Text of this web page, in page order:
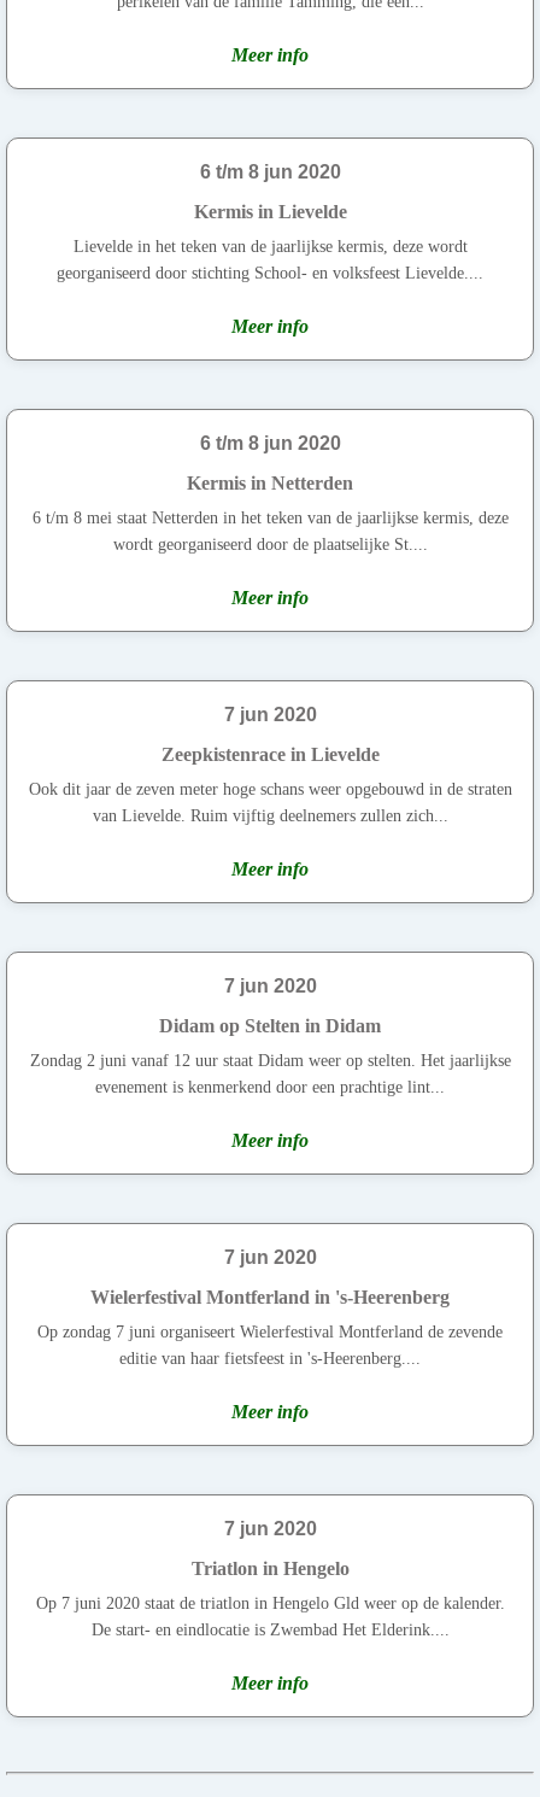
Meer info
6 t/m 8 jun 2020
Kermis in Lievelde
Lievelde in het teken van de jaarlijkse kermis, deze wordt
georganiseerd door stichting School- en volksfeest Lievelde....
Meer info
6 t/m 8 jun 2020
Kermis in Netterden
6 t/m 8 mei staat Netterden in het teken van de jaarlijkse kermis, deze
wordt georganiseerd door de plaatselijke St....
Meer info
7 jun 2020
Zeepkistenrace in Lievelde
Ook dit jaar de zeven meter hoge schans weer opgebouwd in de straten
van Lievelde. Ruim vijftig deelnemers zullen zich...
Meer info
7 jun 2020
Didam op Stelten in Didam
Zondag 2 juni vanaf 12 uur staat Didam weer op stelten. Het jaarlijkse
evenement is kenmerkend door een prachtige lint...
Meer info
7 jun 2020
Wielerfestival Montferland in 's-Heerenberg
Op zondag 7 juni organiseert Wielerfestival Montferland de zevende
editie van haar fietsfeest in 's-Heerenberg....
Meer info
7 jun 2020
Triatlon in Hengelo
Op 7 juni 2020 staat de triatlon in Hengelo Gld weer op de kalender.
De start- en eindlocatie is Zwembad Het Elderink....
Meer info